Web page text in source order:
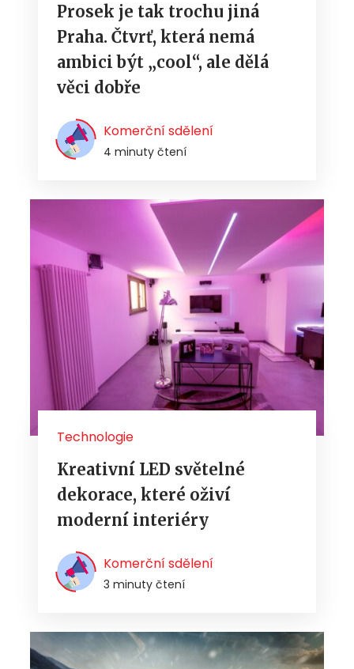
Prosek je tak trochu jiná
Praha. Čtvrť, která nemá
ambici být „cool“, ale dělá
věci dobře
Komerční sdělení
4 minuty čtení
Technologie
Kreativní LED světelné
dekorace, které oživí
moderní interiéry
Komerční sdělení
3 minuty čtení